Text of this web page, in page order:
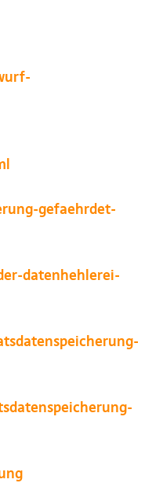
gefaehrdet-
datenhehlerei-